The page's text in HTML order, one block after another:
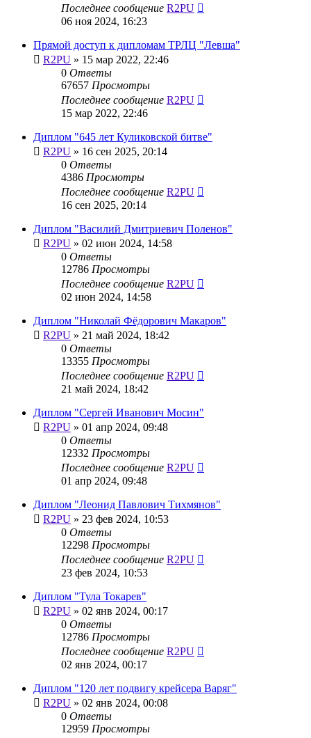
Последнее сообщение R2PU
06 ноя 2024, 16:23
Прямой доступ к дипломам ТРЛЦ "Левша"
R2PU » 15 мар 2022, 22:46
0 Ответы
67657 Просмотры
Последнее сообщение R2PU
15 мар 2022, 22:46
Диплом "645 лет Куликовской битве"
R2PU » 16 сен 2025, 20:14
0 Ответы
4386 Просмотры
Последнее сообщение R2PU
16 сен 2025, 20:14
Диплом "Василий Дмитриевич Поленов"
R2PU » 02 июн 2024, 14:58
0 Ответы
12786 Просмотры
Последнее сообщение R2PU
02 июн 2024, 14:58
Диплом "Николай Фёдорович Макаров"
R2PU » 21 май 2024, 18:42
0 Ответы
13355 Просмотры
Последнее сообщение R2PU
21 май 2024, 18:42
Диплом "Сергей Иванович Мосин"
R2PU » 01 апр 2024, 09:48
0 Ответы
12332 Просмотры
Последнее сообщение R2PU
01 апр 2024, 09:48
Диплом "Леонид Павлович Тихмянов"
R2PU » 23 фев 2024, 10:53
0 Ответы
12298 Просмотры
Последнее сообщение R2PU
23 фев 2024, 10:53
Диплом "Тула Токарев"
R2PU » 02 янв 2024, 00:17
0 Ответы
12786 Просмотры
Последнее сообщение R2PU
02 янв 2024, 00:17
Диплом "120 лет подвигу крейсера Варяг"
R2PU » 02 янв 2024, 00:08
0 Ответы
12959 Просмотры